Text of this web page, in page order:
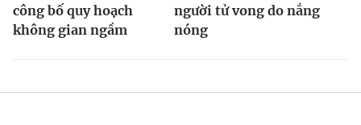
công bố quy hoạch
không gian ngầm
người tử vong do nắng
nóng